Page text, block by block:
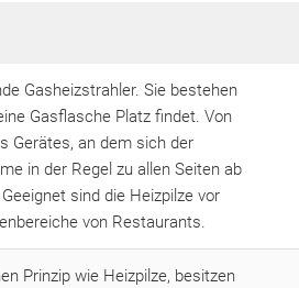
Gasheizstrahler. Sie bestehen
Gasflasche Platz findet. Von
Gerätes, an dem sich der
in der Regel zu allen Seiten ab
sind die Heizpilze vor
von Restaurants.
Prinzip wie Heizpilze, besitzen